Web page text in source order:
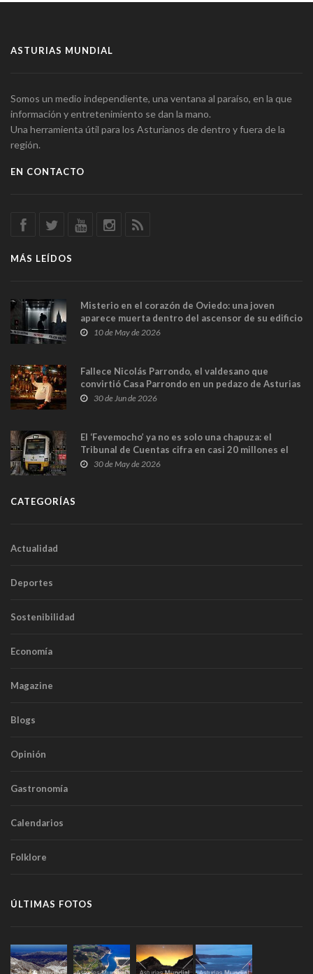
ASTURIAS MUNDIAL
Somos un medio independiente, una ventana al paraíso, en la que
información y entretenimiento se dan la mano.
Una herramienta útil para los Asturianos de dentro y fuera de la
región.
EN CONTACTO
MÁS LEÍDOS
Misterio en el corazón de Oviedo: una joven
aparece muerta dentro del ascensor de su edificio
y las cámaras captan sus últimos minutos
10 de May de 2026
Fallece Nicolás Parrondo, el valdesano que
convirtió Casa Parrondo en un pedazo de Asturias
en Madrid
30 de Jun de 2026
El ‘Fevemocho’ ya no es solo una chapuza: el
Tribunal de Cuentas cifra en casi 20 millones el
sobrecoste de los trenes que no cabían por los
30 de May de 2026
CATEGORÍAS
Actualidad
Deportes
Sostenibilidad
Economía
Magazine
Blogs
Opinión
Gastronomía
Calendarios
Folklore
ÚLTIMAS FOTOS